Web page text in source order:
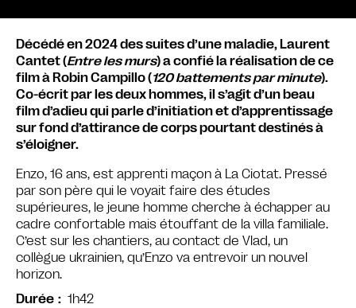
Décédé en 2024 des suites d’une maladie, Laurent
Cantet (Entre les murs) a confié la réalisation de ce
film à Robin Campillo (120 battements par minute).
Co-écrit par les deux hommes, il s’agit d’un beau
film d’adieu qui parle d’initiation et d’apprentissage
sur fond d’attirance de corps pourtant destinés à
s’éloigner.
Enzo, 16 ans, est apprenti maçon à La Ciotat. Pressé
par son père qui le voyait faire des études
supérieures, le jeune homme cherche à échapper au
cadre confortable mais étouffant de la villa familiale.
C’est sur les chantiers, au contact de Vlad, un
collègue ukrainien, qu’Enzo va entrevoir un nouvel
horizon.
Durée
1h42